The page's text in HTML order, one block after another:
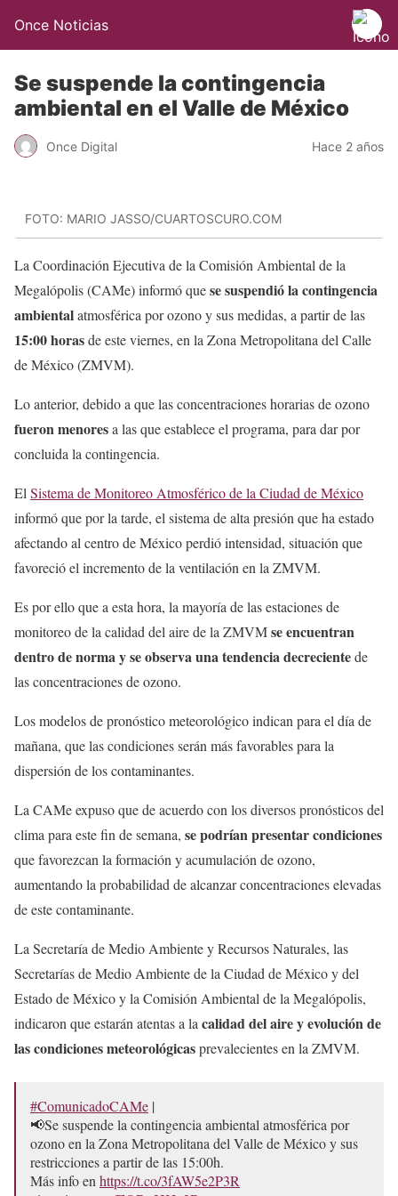
Once Noticias
Se suspende la contingencia
ambiental en el Valle de México
Once Digital Hace 2 años
FOTO: MARIO JASSO/CUARTOSCURO.COM
La Coordinación Ejecutiva de la Comisión Ambiental de la
Megalópolis (CAMe) informó quese suspendió la contingencia
ambientalatmosférica por ozono y sus medidas, a partir de las
15:00 horasde este viernes, en la Zona Metropolitana del Calle
de México (ZMVM).
Lo anterior, debido a que las concentraciones horarias de ozono
fueron menoresa las que establece el programa, para dar por
concluida la contingencia.
El Sistema de Monitoreo Atmosférico de la Ciudad de México
informó que por la tarde, el sistema de alta presión que ha estado
afectando al centro de México perdió intensidad, situación que
favoreció el incremento de la ventilación en la ZMVM.
Es por ello que a esta hora, la mayoría de las estaciones de
monitoreo de la calidad del aire de la ZMVMse encuentran
dentro de norma y se observa una tendencia decrecientede
las concentraciones de ozono.
Los modelos de pronóstico meteorológico indican para el día de
mañana, que las condiciones serán más favorables para la
dispersión de los contaminantes.
La CAMe expuso que de acuerdo con los diversos pronósticos del
clima para este fin de semana, se podrían presentar condiciones
que favorezcan la formación y acumulación de ozono,
aumentando la probabilidad de alcanzar concentraciones elevadas
de este contaminante.
La Secretaría de Medio Ambiente y Recursos Naturales, las
Secretarías de Medio Ambiente de la Ciudad de México y del
Estado de México y la Comisión Ambiental de la Megalópolis,
indicaron que estarán atentas a la calidad del aire y evolución de
las condiciones meteorológicasprevalecientes en la ZMVM.
#ComunicadoCAMe |
📢Se suspende la contingencia ambiental atmosférica por
ozono en la Zona Metropolitana del Valle de México y sus
restricciones a partir de las 15:00h.
Más info en https://t.co/3fAW5e2P3R